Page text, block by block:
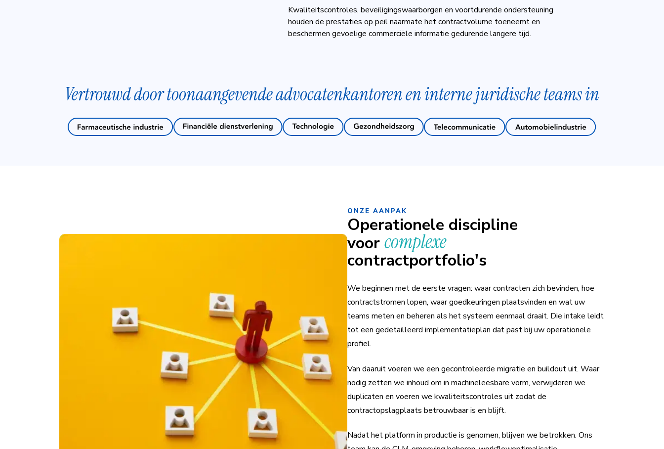
Kwaliteitscontroles, beveiligingswaarborgen en voortdurende ondersteuning
houden de prestaties op peil naarmate het contractvolume toeneemt en
beschermen gevoelige commerciële informatie gedurende langere tijd.
Vertrouwd door toonaangevende advocatenkantoren en interne juridische teams in
ONZE AANPAK
Operationele discipline
voor complexe
contractportfolio's
We beginnen met de eerste vragen: waar contracten zich bevinden, hoe
contractstromen lopen, waar goedkeuringen plaatsvinden en wat uw
teams meten en beheren als het systeem eenmaal draait. Die intake leidt
tot een gedetailleerd implementatieplan dat past bij uw operationele
profiel.
Van daaruit voeren we een gecontroleerde migratie en buildout uit. Waar
nodig zetten we inhoud om in machineleesbare vorm, verwijderen we
duplicaten en voeren we kwaliteitscontroles uit zodat de
contractopslagplaats betrouwbaar is en blijft.
Nadat het platform in productie is genomen, blijven we betrokken. Ons